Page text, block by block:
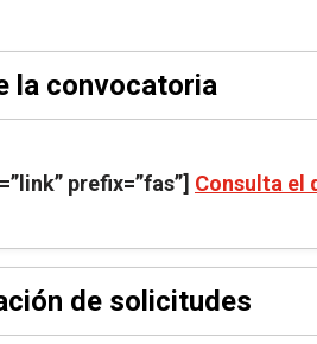
la convocatoria
prefix=”fas”] Consulta el
de solicitudes